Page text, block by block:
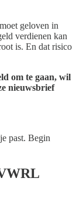
geloven in
verdienen kan
is. En dat risico
om te gaan, wil
nieuwsbrief
past. Begin